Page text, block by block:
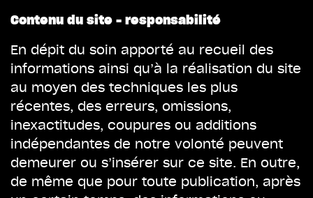
Contenu du site – responsabilité
En dépit du soin apporté au recueil des
informations ainsi qu’à la réalisation du site
au moyen des techniques les plus
récentes, des erreurs, omissions,
inexactitudes, coupures ou additions
indépendantes de notre volonté peuvent
demeurer ou s’insérer sur ce site. En outre,
de même que pour toute publication, après